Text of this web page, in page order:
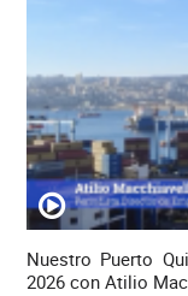
Nuestro Puerto
2026 con Atilio